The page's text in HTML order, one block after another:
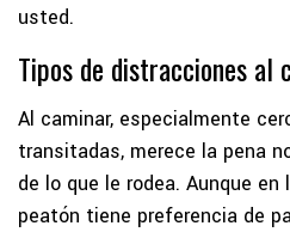
usted.
Tipos de distracciones al
Al caminar, especialmente
transitadas, merece la pena
de lo que le rodea. Aunque
peatón tiene preferencia de